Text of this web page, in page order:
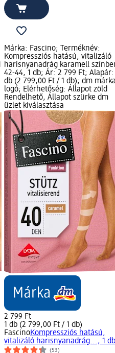
Márka: Fascino; Terméknév:
Kompressziós hatású, vitalizáló
harisnyanadrág karamell
42-44, 1 db; Ár: 2 799 Ft; Alapár:
db (2 799,00 Ft / 1 db); dm
logó; Elérhetőség: Állapot zöld
Rendelhető, Állapot szürke dm
üzlet kiválasztása
2 799 Ft
1 db (2 799,00 Ft / 1 db)
FascinoKompressziós hatású,
vitalizáló harisnyanadrág..., 1 db
(53)